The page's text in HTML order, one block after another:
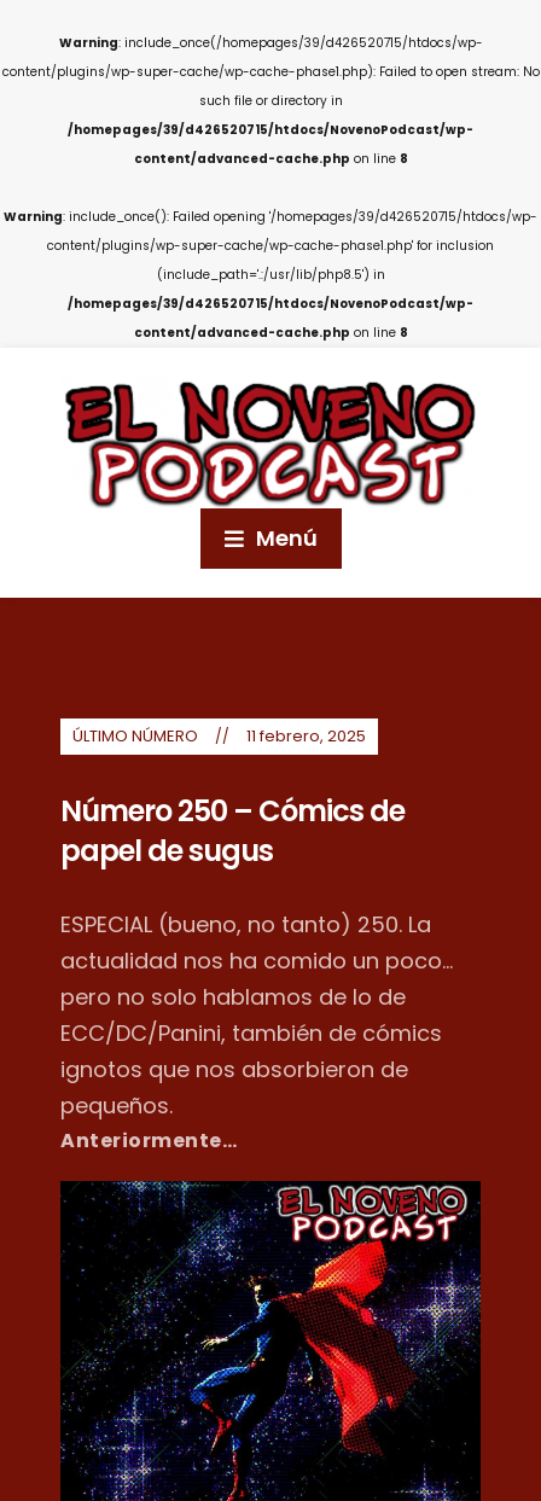
Warning: include_once(/homepages/39/d426520715/htdocs/wp-
content/plugins/wp-super-cache/wp-cache-phase1.php): Failed to open stream: No
such file or directory in
/homepages/39/d426520715/htdocs/NovenoPodcast/wp-
content/advanced-cache.php on line 8
Warning: include_once(): Failed opening '/homepages/39/d426520715/htdocs/wp-
content/plugins/wp-super-cache/wp-cache-phase1.php' for inclusion
(include_path='.:/usr/lib/php8.5') in
/homepages/39/d426520715/htdocs/NovenoPodcast/wp-
content/advanced-cache.php on line 8
Menú
ÚLTIMO NÚMERO 11 febrero, 2025
Número 250 – Cómics de
papel de sugus
ESPECIAL (bueno, no tanto) 250. La
actualidad nos ha comido un poco...
pero no solo hablamos de lo de
ECC/DC/Panini, también de cómics
ignotos que nos absorbieron de
pequeños.
Anteriormente…